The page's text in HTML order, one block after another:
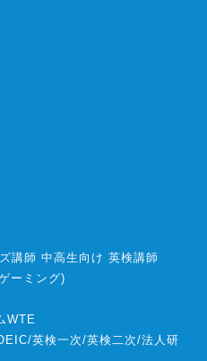
講師 中高生向け 英検講師
ーミング)
WTE
/英検一次/英検二次/法人研